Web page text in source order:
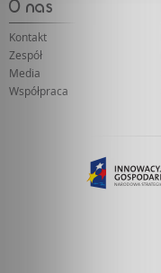
Kontakt
Zespół
Media
Współpraca